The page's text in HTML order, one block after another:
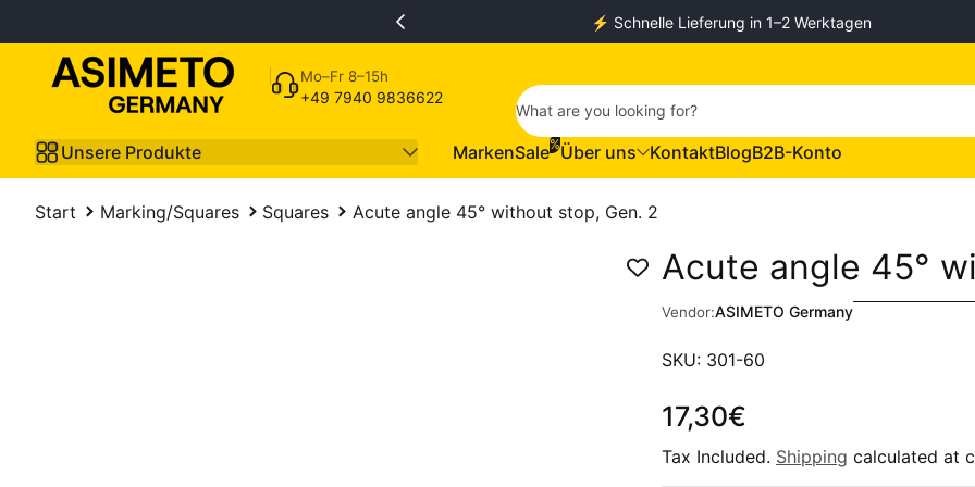
⚡️ Schnelle Lieferung in 1–2 Werktagen
Mo–Fr 8–15h
+49 7940 9836622
What are you looking for?
Unsere Produkte MarkenSale%Über uns KontaktBlogB2B-Konto
Start Marking/Squares Squares Acute angle 45° without stop, Gen. 2
Acute angle 45°
Vendor:ASIMETO Germany
SKU: 301-60
Regular Price
17,30€
Tax Included. Shipping calculated at